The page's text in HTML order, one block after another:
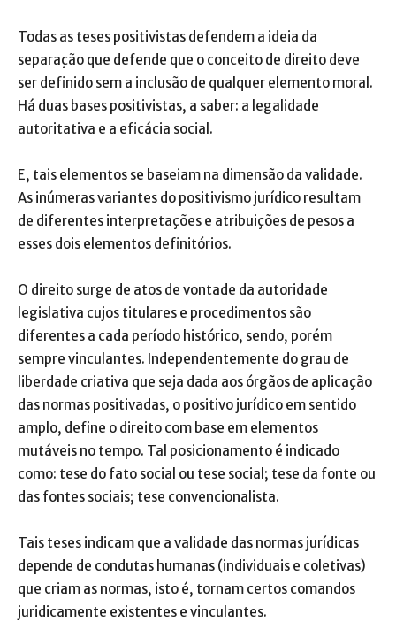
Todas as teses positivistas defendem a ideia da
separação que defende que o conceito de direito deve
ser definido sem a inclusão de qualquer elemento moral.
Há duas bases positivistas, a saber: a legalidade
autoritativa e a eficácia social.
E, tais elementos se baseiam na dimensão da validade.
As inúmeras variantes do positivismo jurídico resultam
de diferentes interpretações e atribuições de pesos a
esses dois elementos definitórios.
O direito surge de atos de vontade da autoridade
legislativa cujos titulares e procedimentos são
diferentes a cada período histórico, sendo, porém
sempre vinculantes. Independentemente do grau de
liberdade criativa que seja dada aos órgãos de aplicação
das normas positivadas, o positivo jurídico em sentido
amplo, define o direito com base em elementos
mutáveis no tempo. Tal posicionamento é indicado
como: tese do fato social ou tese social; tese da fonte ou
das fontes sociais; tese convencionalista.
Tais teses indicam que a validade das normas jurídicas
depende de condutas humanas (individuais e coletivas)
que criam as normas, isto é, tornam certos comandos
juridicamente existentes e vinculantes.